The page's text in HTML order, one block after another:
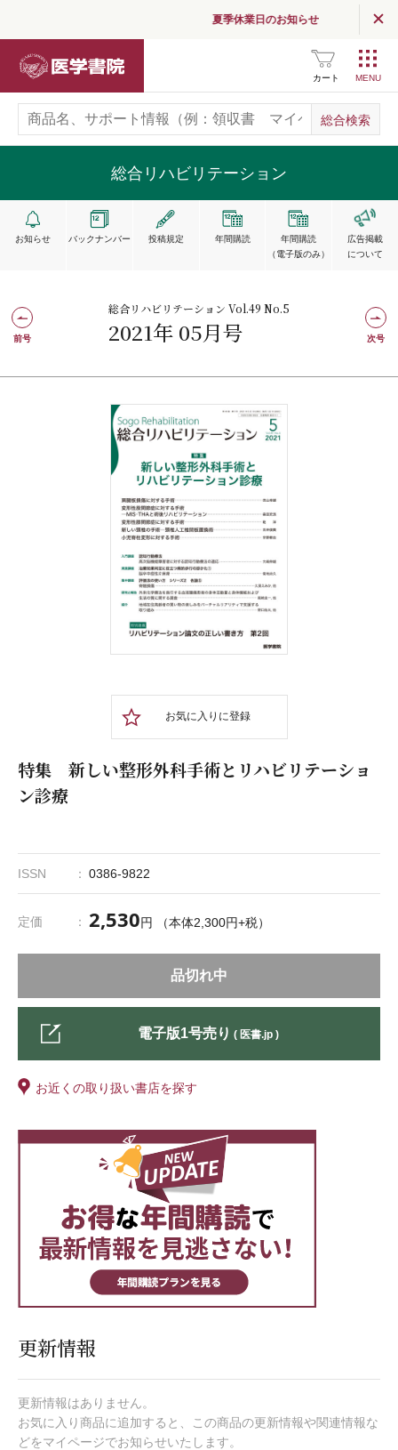
夏季休業日のお知らせ
カート
総合リハビリテーション
お知らせ バックナンバー 投稿規定 年間購読
年間購読
（電子版のみ）
広告掲載
について
総合リハビリテーション Vol.49 No.5
2021年 05月号
前号 次号
お気に入りに登録
特集 新しい整形外科手術とリハビリテーショ
ン診療
ISSN 0386-9822
定価 2,530円 （本体2,300円+税）
品切れ中
電子版1号売り ( 医書.jp )
お近くの取り扱い書店を探す
更新情報
更新情報はありません。
お気に入り商品に追加すると、この商品の更新情報や関連情報な
どをマイページでお知らせいたします。